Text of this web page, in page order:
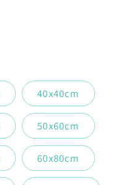
40x40cm
50x60cm
60x80cm